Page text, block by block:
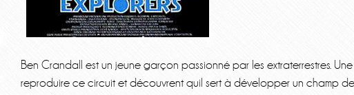
Ben Crandall est un jeune garçon passionné par les extraterrestres.
reproduire ce circuit et découvrent quil sert à développer un champ